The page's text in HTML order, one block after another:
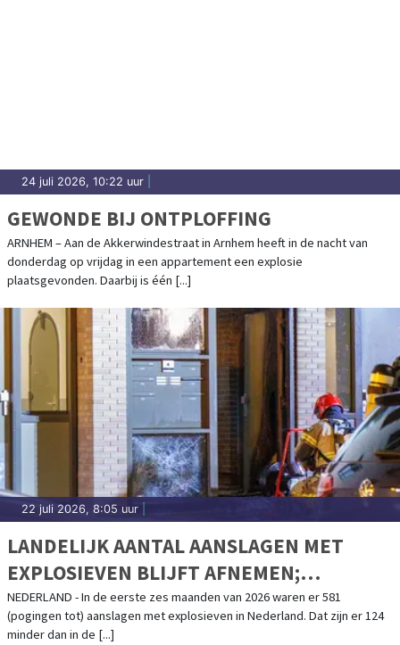
24 juli 2026, 10:22 uur
GEWONDE BIJ ONTPLOFFING
ARNHEM – Aan de Akkerwindestraat in Arnhem heeft in de nacht van
donderdag op vrijdag in een appartement een explosie
plaatsgevonden. Daarbij is één [...]
22 juli 2026, 8:05 uur
LANDELIJK AANTAL AANSLAGEN MET
EXPLOSIEVEN BLIJFT AFNEMEN;
AANSLAGENPROBLEMATIEK BLIJFT
ERNSTIG
NEDERLAND - In de eerste zes maanden van 2026 waren er 581
(pogingen tot) aanslagen met explosieven in Nederland. Dat zijn er 124
minder dan in de [...]